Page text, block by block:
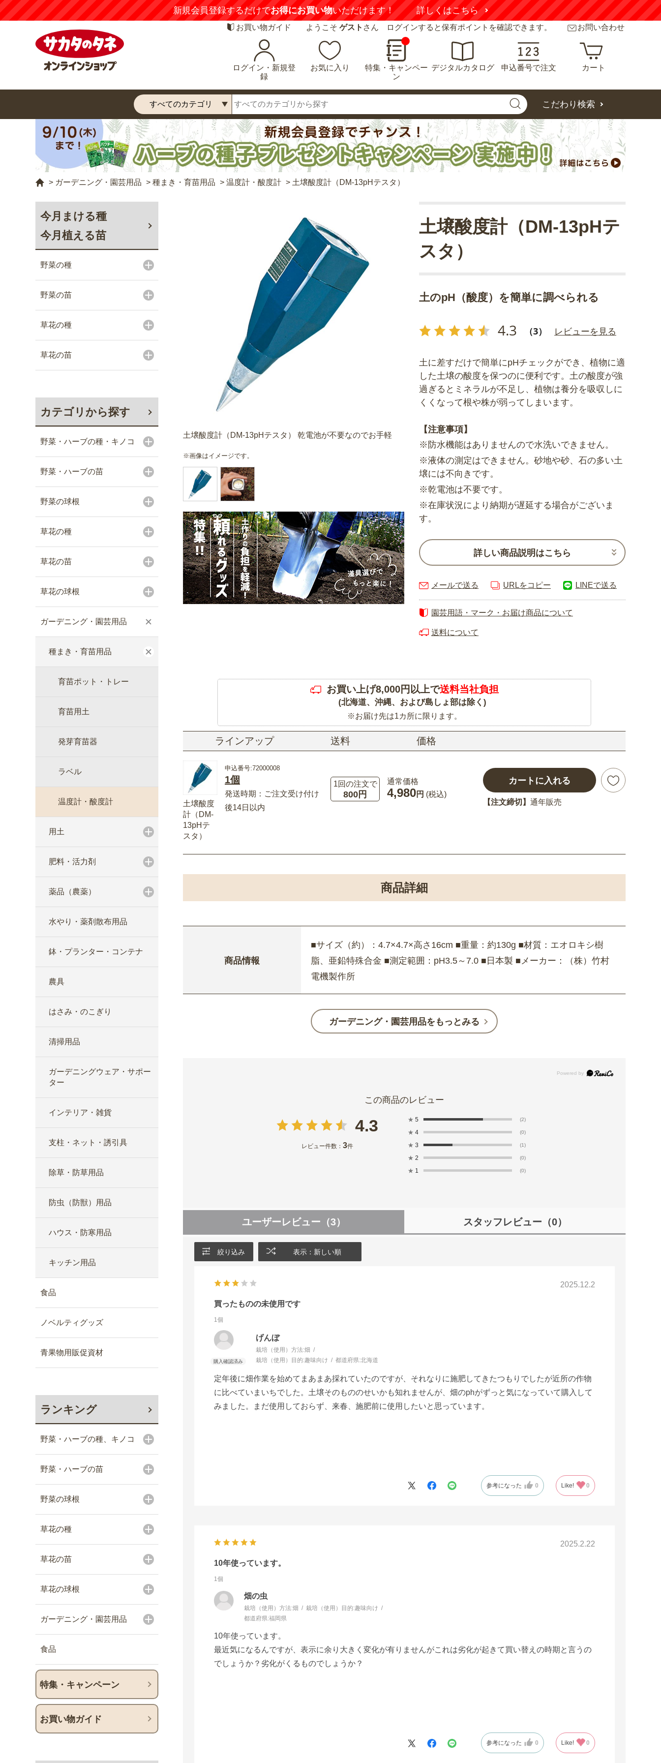
新規会員登録するだけでお得にお買い物いただけます！ 詳しくはこちら
お買い物ガイド ようこそ ゲスト さん ログインすると保有ポイントを確認できます。 お問い合わせ
ログイン・新規登
録
お気に入り
特集・キャンペー
ン
デジタルカタログ 申込番号で注文 カート
こだわり検索
> ガーデニング・園芸用品 > 種まき・育苗用品 > 温度計・酸度計 > 土壌酸度計（DM-13pHテスタ）
今月まける種
今月植える苗
野菜の種
野菜の苗
草花の種
草花の苗
カテゴリから探す
野菜・ハーブの種・キノコ
野菜・ハーブの苗
野菜の球根
草花の種
草花の苗
草花の球根
ガーデニング・園芸用品
種まき・育苗用品
育苗ポット・トレー
育苗用土
発芽育苗器
ラベル
温度計・酸度計
用土
肥料・活力剤
薬品（農薬）
水やり・薬剤散布用品
鉢・プランター・コンテナ
農具
はさみ・のこぎり
清掃用品
ガーデニングウェア・サポー
ター
インテリア・雑貨
支柱・ネット・誘引具
除草・防草用品
防虫（防獣）用品
ハウス・防寒用品
キッチン用品
食品
ノベルティグッズ
青果物用販促資材
ランキング
野菜・ハーブの種、キノコ
野菜・ハーブの苗
野菜の球根
草花の種
草花の苗
草花の球根
ガーデニング・園芸用品
食品
特集・キャンペーン
お買い物ガイド
土壌酸度計（DM-13pHテスタ） 乾電池が不要なのでお手軽
※画像はイメージです。
土のpH（酸度）を簡単に調べられる
4.3 （3） レビューを見る
土壌酸度計（DM-13pHテ
スタ）
土に差すだけで簡単にpHチェックができ、植物に適
した土壌の酸度を保つのに便利です。土の酸度が強
過ぎるとミネラルが不足し、植物は養分を吸収しに
くくなって根や株が弱ってしまいます。
【注意事項】
※防水機能はありませんので水洗いできません。
※液体の測定はできません。砂地や砂、石の多い土
壌には不向きです。
※乾電池は不要です。
※在庫状況により納期が遅延する場合がございま
す。
詳しい商品説明はこちら
メールで送る URLをコピー LINEで送る
園芸用語・マーク・お届け商品について
送料について
お買い上げ8,000円以上で送料当社負担
(北海道、沖縄、および島しょ部は除く)
※お届け先は1カ所に限ります。
ラインアップ 送料 価格
土壌酸度
計（DM-
13pHテ
スタ）
申込番号:72000008
1個
発送時期：ご注文受け付け
後14日以内
1回の注文で
800円
通常価格
4,980円 (税込)
カートに入れる
【注文締切】 通年販売
商品詳細
商品情報
■サイズ（約）：4.7×4.7×高さ16cm ■重量：約130g ■材質：エオロキシ樹
脂、亜鉛特殊合金 ■測定範囲：pH3.5～7.0 ■日本製 ■メーカー：（株）竹村
電機製作所
ガーデニング・園芸用品をもっとみる
4.3
レビュー件数： 3件
★ 5 (2)
★ 4 (0)
★ 3 (1)
★ 2 (0)
★ 1 (0)
ユーザーレビュー （3） スタッフレビュー （0）
絞り込み 表示：新しい順
2025.12.2
買ったものの未使用です
1個
げんぼ
栽培（使用）方法:畑
栽培（使用）目的:趣味向け 都道府県:北海道
定年後に畑作業を始めてまあまあ採れていたのですが、それなりに施肥してきたつもりでしたが近所の作物
に比べていまいちでした。土壌そのもののせいかも知れませんが、畑のphがずっと気になっていて購入して
みました。まだ使用しておらず、来春、施肥前に使用したいと思っています。
参考になった 0 Like! 0
2025.2.22
10年使っています。
1個
畑の虫
栽培（使用）方法:畑 栽培（使用）目的:趣味向け
都道府県:福岡県
10年使っています。
最近気になるんですが、表示に余り大きく変化が有りませんがこれは劣化が起きて買い替えの時期と言うの
でしょうか？劣化がくるものでしょうか？
参考になった 0 Like! 0